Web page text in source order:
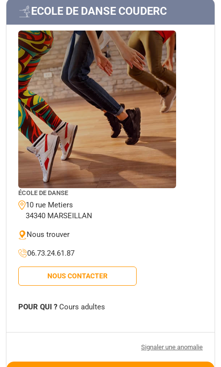
ECOLE DE DANSE COUDERC
ÉCOLE DE DANSE
10 rue Metiers
34340 MARSEILLAN
Nous trouver
06.73.24.61.87
NOUS CONTACTER
POUR QUI ? Cours adultes
Signaler une anomalie